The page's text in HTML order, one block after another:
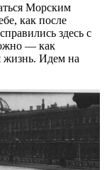
Морским
как после
здесь с
— как
жизнь. Идем на